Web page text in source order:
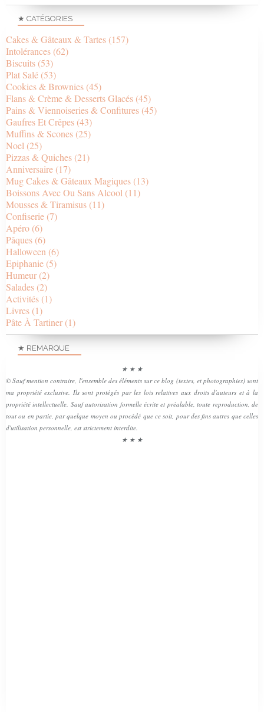
★ CATÉGORIES
Cakes & Gâteaux & Tartes (157)
Intolérances (62)
Biscuits (53)
Plat Salé (53)
Cookies & Brownies (45)
Flans & Crème & Desserts Glacés (45)
Pains & Viennoiseries & Confitures (45)
Gaufres Et Crêpes (43)
Muffins & Scones (25)
Noel (25)
Pizzas & Quiches (21)
Anniversaire (17)
Mug Cakes & Gâteaux Magiques (13)
Boissons Avec Ou Sans Alcool (11)
Mousses & Tiramisus (11)
Confiserie (7)
Apéro (6)
Pâques (6)
Halloween (6)
Epiphanie (5)
Humeur (2)
Salades (2)
Activités (1)
Livres (1)
Pâte À Tartiner (1)
★ REMARQUE
★ ★ ★
© Sauf mention contraire, l'ensemble des éléments sur ce blog (textes, et photographies) sont
ma propriété exclusive. Ils sont protégés par les lois relatives aux droits d'auteurs et à la
propriété intellectuelle. Sauf autorisation formelle écrite et préalable, toute reproduction, de
tout ou en partie, par quelque moyen ou procédé que ce soit, pour des fins autres que celles
d'utilisation personnelle, est strictement interdite.
★ ★ ★